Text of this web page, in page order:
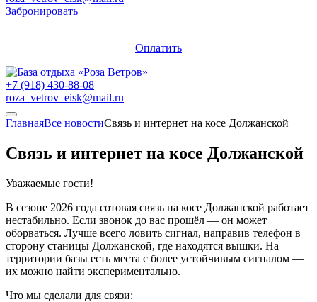
Забронировать
Оплатить
+7 (918) 430-88-08
roza_vetrov_eisk@mail.ru
ГлавнаяВсе новостиСвязь и интернет на косе Должанской
Связь и интернет на косе Должанской
Уважаемые гости!
В сезоне 2026 года сотовая связь на косе Должанской работает
нестабильно. Если звонок до вас прошёл — он может
оборваться. Лучше всего ловить сигнал, направив телефон в
сторону станицы Должанской, где находятся вышки. На
территории базы есть места с более устойчивым сигналом —
их можно найти экспериментально.
Что мы сделали для связи: